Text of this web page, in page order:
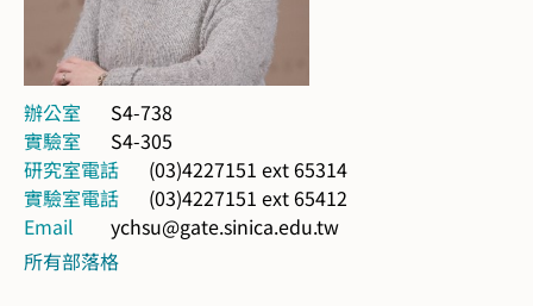
辦公室
S4-738
實驗室
S4-305
研究室電話
(03)4227151 ext 65314
實驗室電話
(03)4227151 ext 65412
Email
ychsu@gate.sinica.edu.tw
所有部落格